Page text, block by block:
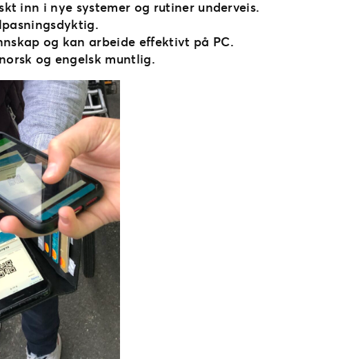
inn i nye systemer og rutiner underveis.
og kan arbeide effektivt på PC.
og engelsk muntlig.